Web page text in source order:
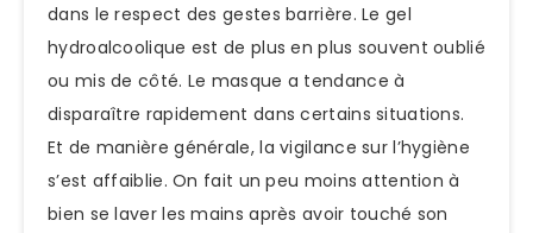
dans le respect des gestes barrière. Le gel
hydroalcoolique est de plus en plus souvent oublié
ou mis de côté. Le masque a tendance à
disparaître rapidement dans certains situations.
Et de manière générale, la vigilance sur l’hygiène
s’est affaiblie. On fait un peu moins attention à
bien se laver les mains après avoir touché son